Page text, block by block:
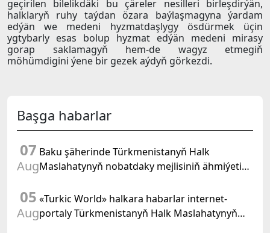
geçirilen bilelikdäki bu çäreler nesilleri birleşdirýän,
halklaryň ruhy taýdan özara baýlaşmagyna ýardam
edýän we medeni hyzmatdaşlygy ösdürmek üçin
ygtybarly esas bolup hyzmat edýän medeni mirasy
gorap saklamagyň hem-de wagyz etmegiň
möhümdigini ýene bir gezek aýdyň görkezdi.
Başga habarlar
07
Aug
Baku şäherinde Türkmenistanyň Halk
Maslahatynyň nobatdaky mejlisiniň ähmiýetine
Kararnamasyna bagyşlanan maslahat geçirildi
05
Aug
«Turkic World» halkara habarlar internet-
portaly Türkmenistanyň Halk Maslahatynyň